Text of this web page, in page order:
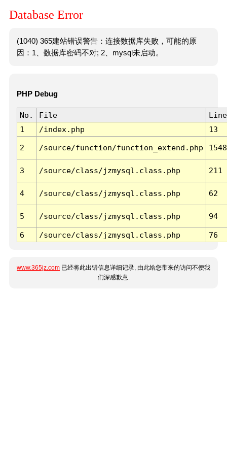
Database Error
(1040) 365建站错误警告：连接数据库失败，可能的原
因：1、数据库密码不对; 2、mysql未启动。
PHP Debug
No. File
Line
1
/index.php 13
2 /source/function/function_extend.php 1548
3 /source/class/jzmysql.class.php 211
4 /source/class/jzmysql.class.php 62
5 /source/class/jzmysql.class.php 94
6 /source/class/jzmysql.class.php 76
www.365jz.com 已经将此出错信息详细记录, 由此给您带来的访问不便我
们深感歉意.